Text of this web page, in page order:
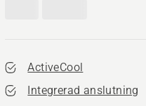
ActiveCool
Integrerad anslutning